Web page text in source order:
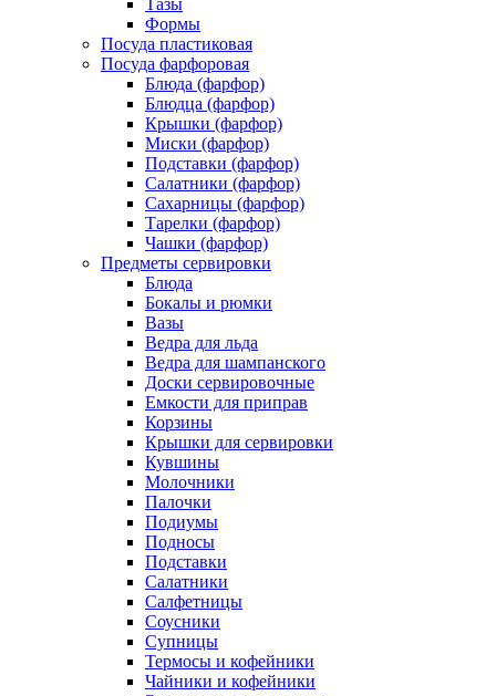
Тазы
Формы
Посуда пластиковая
Посуда фарфоровая
Блюда (фарфор)
Блюдца (фарфор)
Крышки (фарфор)
Миски (фарфор)
Подставки (фарфор)
Салатники (фарфор)
Сахарницы (фарфор)
Тарелки (фарфор)
Чашки (фарфор)
Предметы сервировки
Блюда
Бокалы и рюмки
Вазы
Ведра для льда
Ведра для шампанского
Доски сервировочные
Емкости для приправ
Корзины
Крышки для сервировки
Кувшины
Молочники
Палочки
Подиумы
Подносы
Подставки
Салатники
Салфетницы
Соусники
Супницы
Термосы и кофейники
Чайники и кофейники